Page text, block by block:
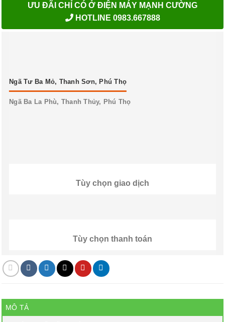
ƯU ĐÃI CHỈ CÓ Ở ĐIỆN MÁY MẠNH CƯỜNG
HOTLINE 0983.667888
Ngã Tư Ba Mỏ, Thanh Sơn, Phú Thọ
Ngã Ba La Phù, Thanh Thủy, Phú Thọ
Tùy chọn giao dịch
Tùy chọn thanh toán
MÔ TẢ